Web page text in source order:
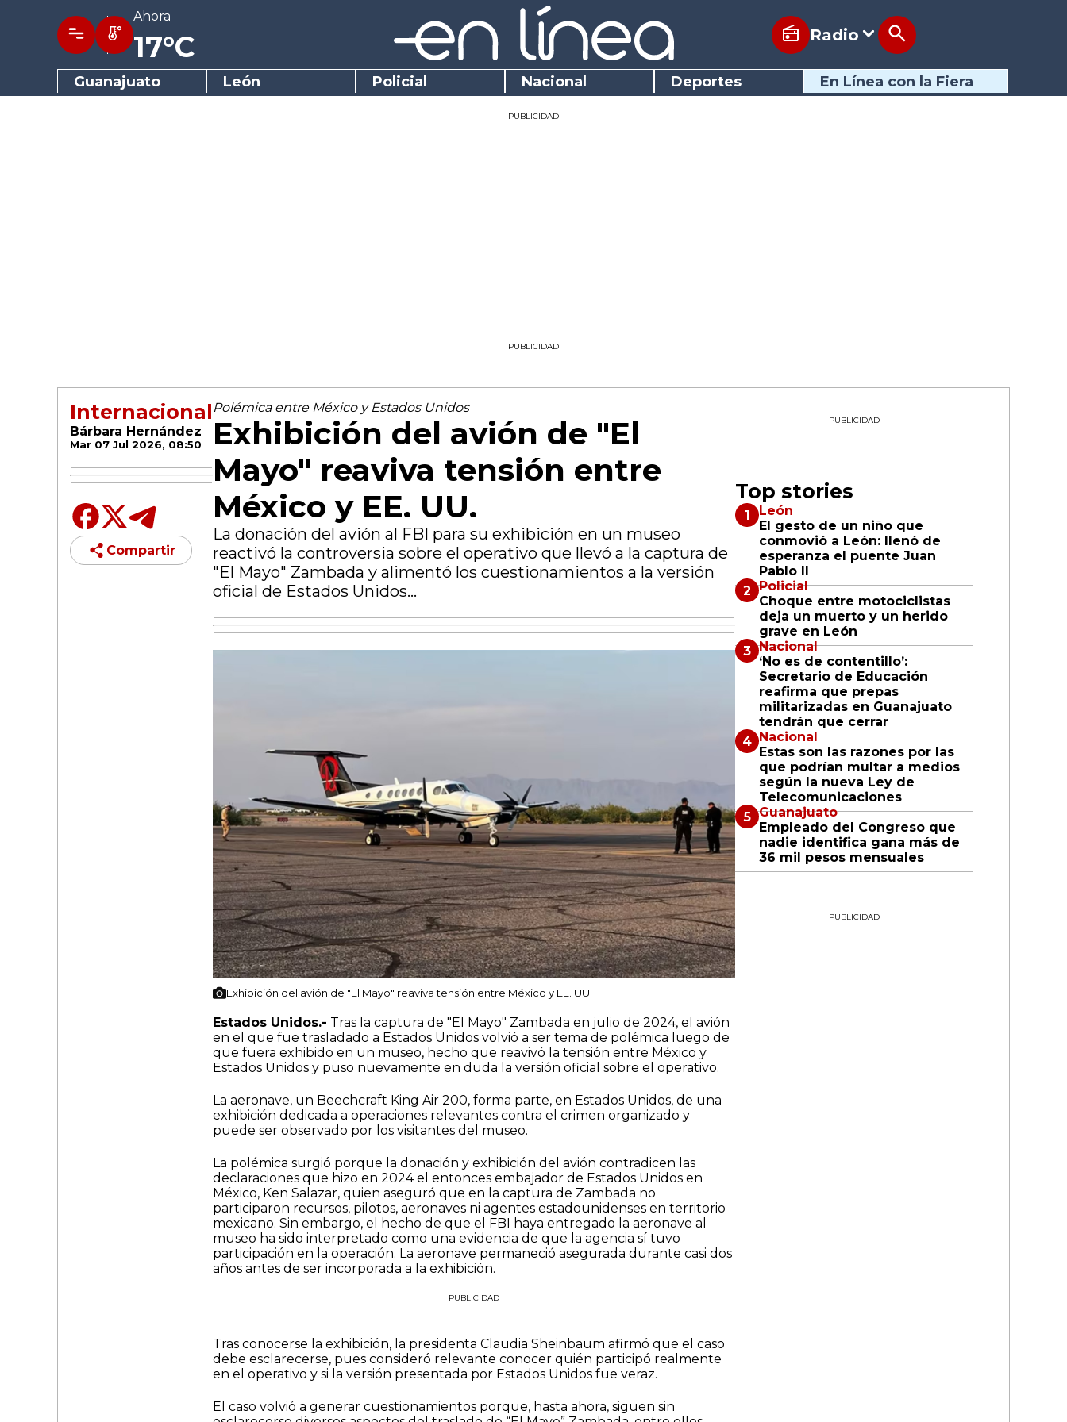
Ahora
17°C Radio
Guanajuato León Policial Nacional Deportes En Línea con la Fiera
PUBLICIDAD
PUBLICIDAD
Internacional
Bárbara Hernández
Mar 07 Jul 2026, 08:50
Compartir
Polémica entre México y Estados Unidos
Exhibición del avión de "El
Mayo" reaviva tensión entre
México y EE. UU.
La donación del avión al FBI para su exhibición en un museo
reactivó la controversia sobre el operativo que llevó a la captura de
"El Mayo" Zambada y alimentó los cuestionamientos a la versión
oficial de Estados Unidos...
Exhibición del avión de "El Mayo" reaviva tensión entre México y EE. UU.
Estados Unidos.- Tras la captura de "El Mayo" Zambada en julio de 2024, el avión
en el que fue trasladado a Estados Unidos volvió a ser tema de polémica luego de
que fuera exhibido en un museo, hecho que reavivó la tensión entre México y
Estados Unidos y puso nuevamente en duda la versión oficial sobre el operativo.
La aeronave, un Beechcraft King Air 200, forma parte, en Estados Unidos, de una
exhibición dedicada a operaciones relevantes contra el crimen organizado y
puede ser observado por los visitantes del museo.
La polémica surgió porque la donación y exhibición del avión contradicen las
declaraciones que hizo en 2024 el entonces embajador de Estados Unidos en
México, Ken Salazar, quien aseguró que en la captura de Zambada no
participaron recursos, pilotos, aeronaves ni agentes estadounidenses en territorio
mexicano. Sin embargo, el hecho de que el FBI haya entregado la aeronave al
museo ha sido interpretado como una evidencia de que la agencia sí tuvo
participación en la operación. La aeronave permaneció asegurada durante casi dos
años antes de ser incorporada a la exhibición.
PUBLICIDAD
Tras conocerse la exhibición, la presidenta Claudia Sheinbaum afirmó que el caso
debe esclarecerse, pues consideró relevante conocer quién participó realmente
en el operativo y si la versión presentada por Estados Unidos fue veraz.
El caso volvió a generar cuestionamientos porque, hasta ahora, siguen sin
PUBLICIDAD
Top stories
León
El gesto de un niño que
conmovió a León: llenó de
esperanza el puente Juan
Pablo II
Policial
Choque entre motociclistas
deja un muerto y un herido
grave en León
Nacional
‘No es de contentillo’:
Secretario de Educación
reafirma que prepas
militarizadas en Guanajuato
tendrán que cerrar
Nacional
Estas son las razones por las
que podrían multar a medios
según la nueva Ley de
Telecomunicaciones
Guanajuato
Empleado del Congreso que
nadie identifica gana más de
36 mil pesos mensuales
PUBLICIDAD